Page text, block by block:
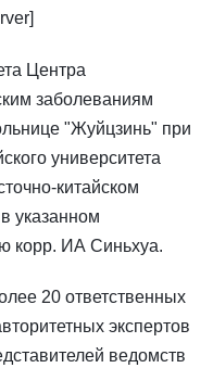
Центра
заболеваниям
"Жуйцзинь" при
университета
китайском
указанном
корр. ИА Синьхуа.
20 ответственных
экспертов
ведомств